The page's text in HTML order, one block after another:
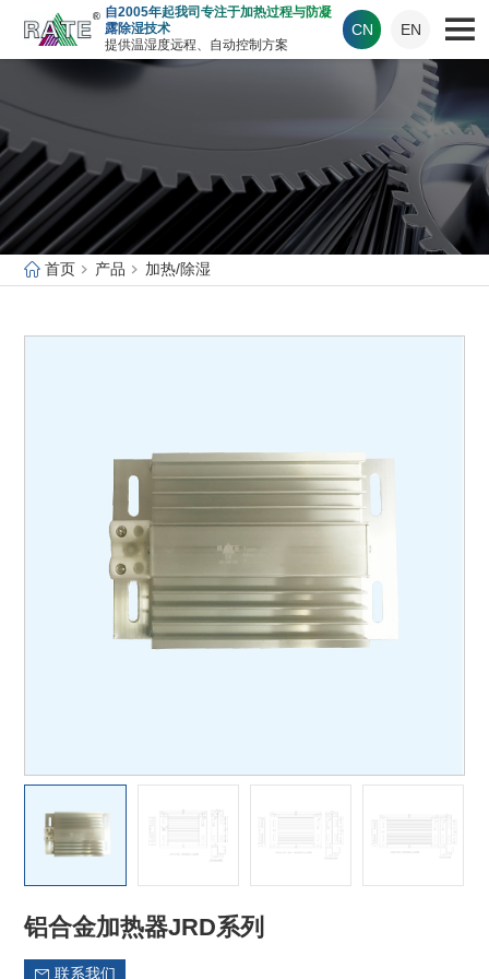
自2005年起我司专注于加热过程与防凝
露除湿技术
提供温湿度远程、自动控制方案
CN EN
首页 产品 加热/除湿
铝合金加热器JRD系列
联系我们